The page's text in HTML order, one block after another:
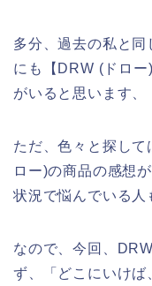
多分、過去の私と同
にも【DRW (ドロ
がいると思います、
ただ、色々と探し
ロー)の商品の感想
状況で悩んでいる人
なので、今回、
ず、「どこにいけば